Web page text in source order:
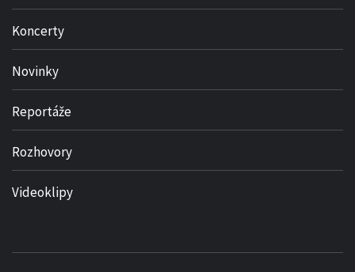
Koncerty
Novinky
Reportáže
Rozhovory
Videoklipy